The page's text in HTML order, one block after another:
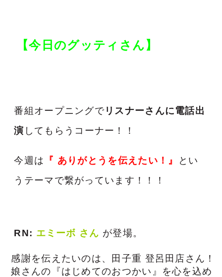
【今日のグッティさん】
番組オープニングで リスナーさんに電話出
演 してもらうコーナー！！
今週は 『 ありがとうを伝えたい！』
とい
うテーマで繋がっています！！！
RN: エミーボ さん が登場。
感謝を伝えたいのは、田子重 登呂田店さん！
娘さんの『はじめてのおつかい』を心を込め